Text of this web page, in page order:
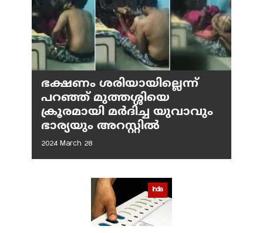
ഭക്ഷണം ശരിയായില്ലെന്ന്
പറഞ്ഞ് മുത്തശ്ശിയെ
ക്രൂരമായി മര്‍ദിച്ച യുവാവും
ഭാര്യയും അറസ്റ്റില്‍
2024 March 28
India